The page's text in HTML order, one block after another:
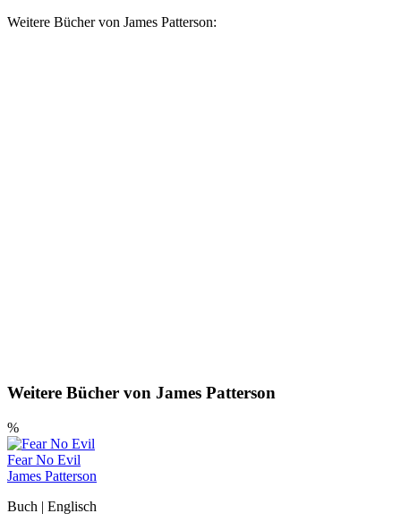
Weitere Bücher von James Patterson:
Weitere Bücher von James Patterson
%
Fear No Evil
James Patterson
Buch | Englisch